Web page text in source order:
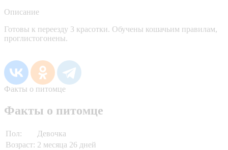
Описание
Готовы к переезду 3 красотки. Обучены кошачьим правилам,
проглистогонены.
Факты о питомце
Факты о питомце
Пол:
Девочка
Возраст: 2 месяца 26 дней